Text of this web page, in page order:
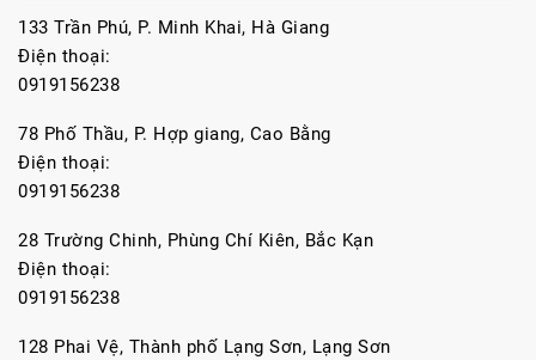
133 Trần Phú, P. Minh Khai, Hà Giang
Điện thoại:
0919156238
78 Phố Thầu, P. Hợp giang, Cao Bằng
Điện thoại:
0919156238
28 Trường Chinh, Phùng Chí Kiên, Bắc Kạn
Điện thoại:
0919156238
128 Phai Vệ, Thành phố Lạng Sơn, Lạng Sơn